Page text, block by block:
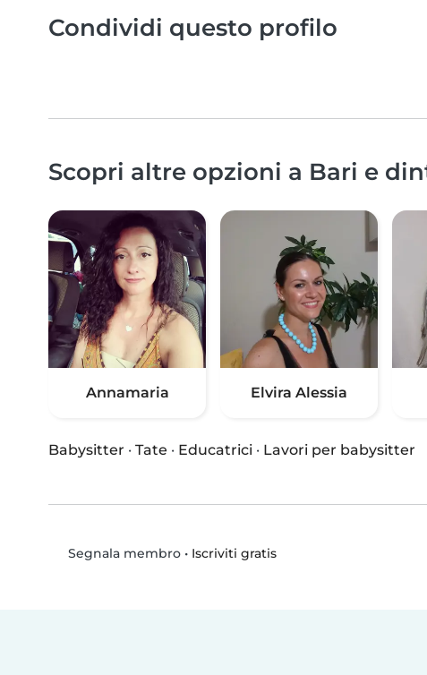
Condividi questo profilo
Scopri altre opzioni a Bari e
Annamaria Elvira Alessia
Babysitter · Tate · Educatrici · Lavori per babysitter
Segnala membro• Iscriviti gratis